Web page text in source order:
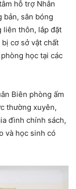
hỗ trợ Nhân
bản, sân bóng
liên thôn, lắp đặt
cơ sở vật chất
học tại các
Biên phòng ấm
thường xuyên,
đình chính sách,
và học sinh có